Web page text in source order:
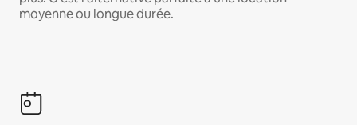
moyenne ou longue durée.